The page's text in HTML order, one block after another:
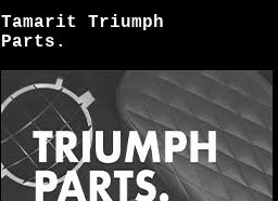
Tamarit Triumph
Parts.